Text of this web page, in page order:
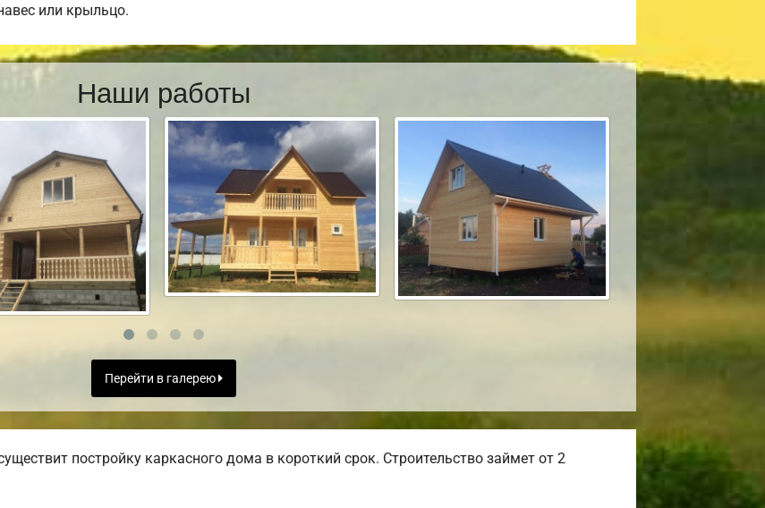
или крыльцо.
Наши работы
Перейти в галерею
постройку каркасного дома в короткий срок. Строительство займет от 2